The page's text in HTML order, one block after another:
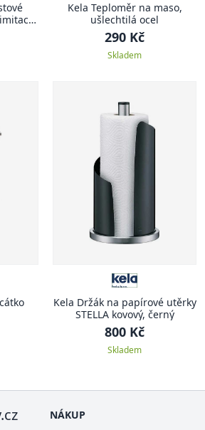
Kela Teploměr na maso,
ušlechtilá ocel
290 Kč
Skladem
Kela Držák na papírové utěrky
STELLA kovový, černý
800 Kč
Skladem
NÁKUP